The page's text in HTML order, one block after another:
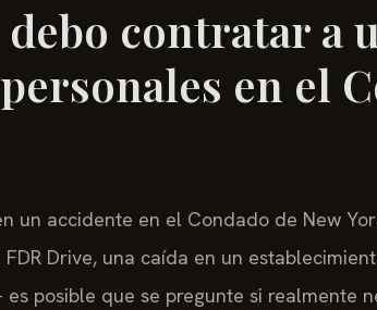
contratar a
en el
un accidente en el Condado de New
Drive, una caída en un
posible que se pregunte si realmente